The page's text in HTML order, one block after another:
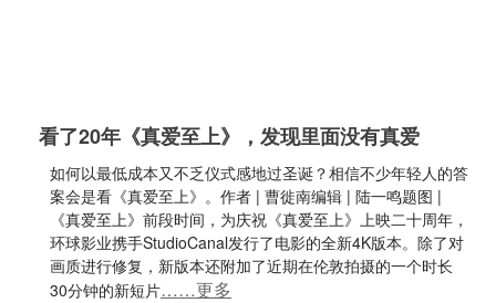
看了20年《真爱至上》，发现里面没有真爱
如何以最低成本又不乏仪式感地过圣诞？相信不少年轻人的答
案会是看《真爱至上》。作者 | 曹徙南编辑 | 陆一鸣题图 |
《真爱至上》前段时间，为庆祝《真爱至上》上映二十周年，
环球影业携手StudioCanal发行了电影的全新4K版本。除了对
画质进行修复，新版本还附加了近期在伦敦拍摄的一个时长
30分钟的新短片……更多